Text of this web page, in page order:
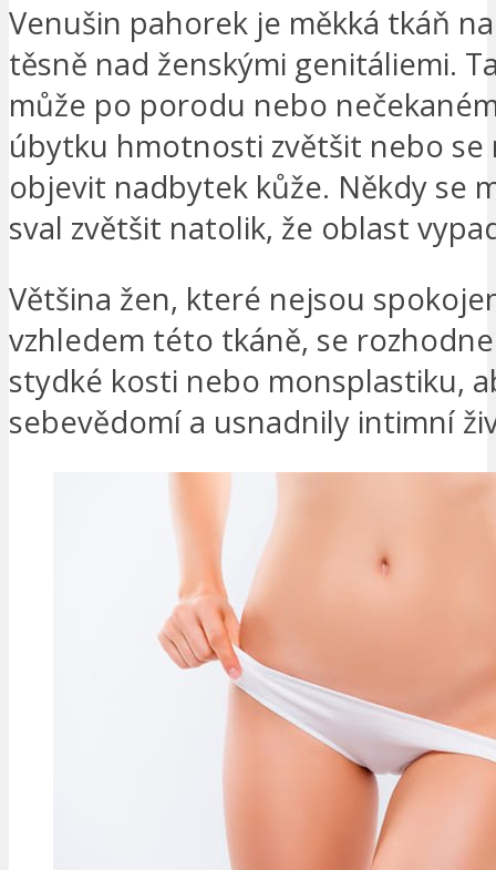
Venušin pahorek je měkká tkáň
těsně nad ženskými genitáliemi.
může po porodu nebo
úbytku hmotnosti zvětšit nebo se
objevit nadbytek kůže. Někdy se
sval zvětšit natolik, že oblast
Většina žen, které nejsou
vzhledem této tkáně, se
stydké kosti nebo monsplastiku,
sebevědomí a usnadnily intimní